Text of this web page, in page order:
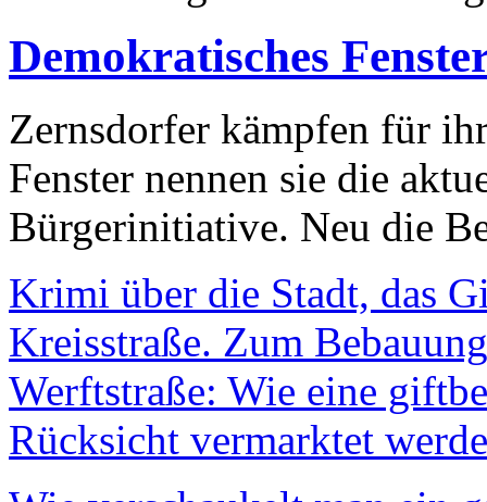
Demokratisches
Zernsdorfer kämpfen für
Fenster nennen sie die
Bürgerinitiative. Neu die
Krimi über die Stadt, das
Kreisstraße. Zum
Werftstraße: Wie eine
Rücksicht vermarktet